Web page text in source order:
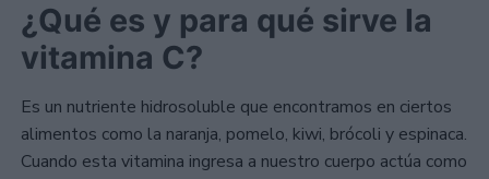
¿Qué es y para qué sirve la
vitamina C?
Es un nutriente hidrosoluble que encontramos en ciertos
alimentos como la naranja, pomelo, kiwi, brócoli y espinaca.
Cuando esta vitamina ingresa a nuestro cuerpo actúa como